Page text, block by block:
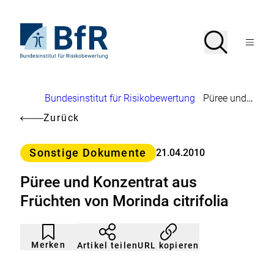
Seiteninhalt
springenStartseite
von
Suche
SucheMenü
Brotkrumennavigation
Bundesinstitut für Risikobewertung
Püree und Konzentrat aus Früchten von Morinda citrifolia
Zurück
Kategorie
Sonstige Dokumente 21.04.2010
Püree und Konzentrat aus
Früchten von Morinda citrifolia
Merken
Artikel
nicht
gemerkt
Durch
Klicken
der
Artikel teilenURL kopieren